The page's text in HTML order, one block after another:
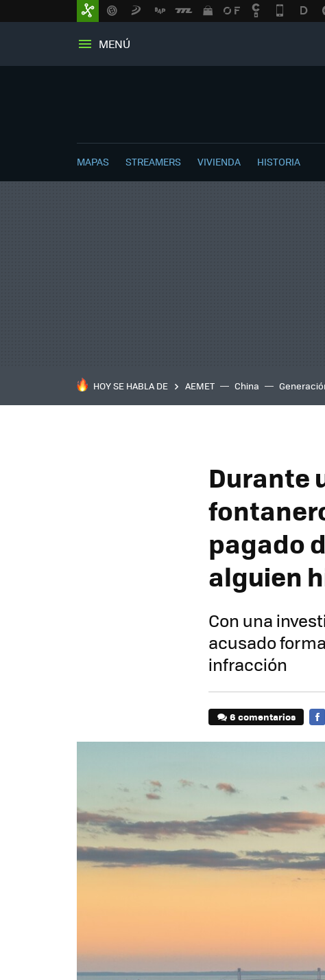
MENÚ
MAPAS STREAMERS VIVIENDA HISTORIA
HOY SE HABLA DE AEMET China
Durante
pagado
alguien
Con una
acusado
infracción
6 comentarios